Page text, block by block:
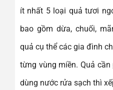
ít nhất 5 loại quả tươi
bao gồm dừa, chuối,
quả cụ thể các gia đình
từng vùng miền. Quả
dùng nước rửa sạch thì